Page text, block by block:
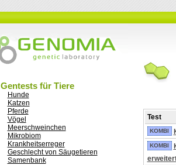
Gentests für Tiere
Hunde
Katzen
Pferde
Vögel
Meerschweinchen
Mikrobiom
Krankheitserreger
Geschlecht von Säugetieren
Samenbank
Test
KOMBI
KOMBI